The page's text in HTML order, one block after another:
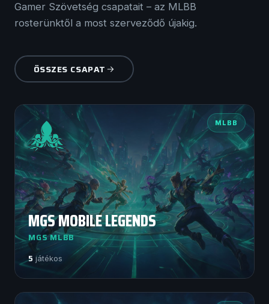
Gamer Szövetség csapatait – az MLBB
rosterünktől a most szerveződő újakig.
ÖSSZES CSAPAT
MLBB
MGS MOBILE LEGENDS
MGS MLBB
5 játékos